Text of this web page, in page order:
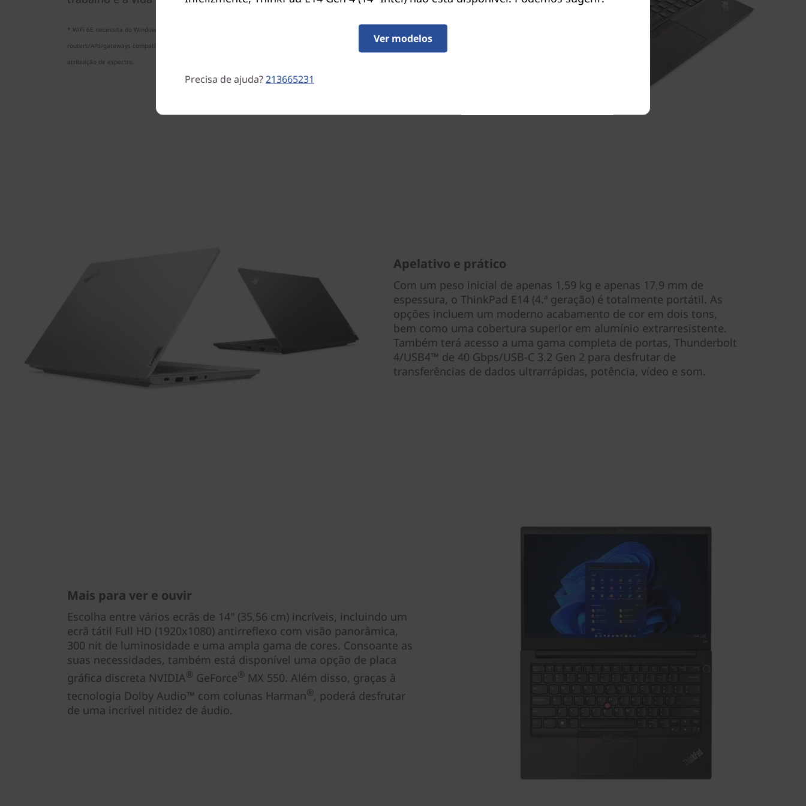
* WiFi 6E necessita do Windows 11 Pro. O funcionamento depende da compatibilidade do sistema operativo, de
routers/APs/gateways compatíveis com WiFi 6E, bem como das certificações de regulamentação regionais e da
atribuição de espectro.
Apelativo e prático
Com um peso inicial de apenas 1,59 kg e apenas 17,9 mm de
espessura, o ThinkPad E14 (4.ª geração) é totalmente portátil. As
opções incluem um moderno acabamento de cor em dois tons,
bem como uma cobertura superior em alumínio extrarresistente.
Também terá acesso a uma gama completa de portas, Thunderbolt
4/USB4™ de 40 Gbps/USB-C 3.2 Gen 2 para desfrutar de
transferências de dados ultrarrápidas, potência, vídeo e som.
Mais para ver e ouvir
Escolha entre vários ecrãs de 14" (35,56 cm) incríveis, incluindo um
ecrã tátil Full HD (1920x1080) antirreflexo com visão panorâmica,
300 nit de luminosidade e uma ampla gama de cores. Consoante as
suas necessidades, também está disponível uma opção de placa
gráfica discreta NVIDIA® GeForce® MX 550. Além disso, graças à
tecnologia Dolby Audio™ com colunas Harman®, poderá desfrutar
de uma incrível nitidez de áudio.
Ver modelos
Precisa de ajuda?213665231